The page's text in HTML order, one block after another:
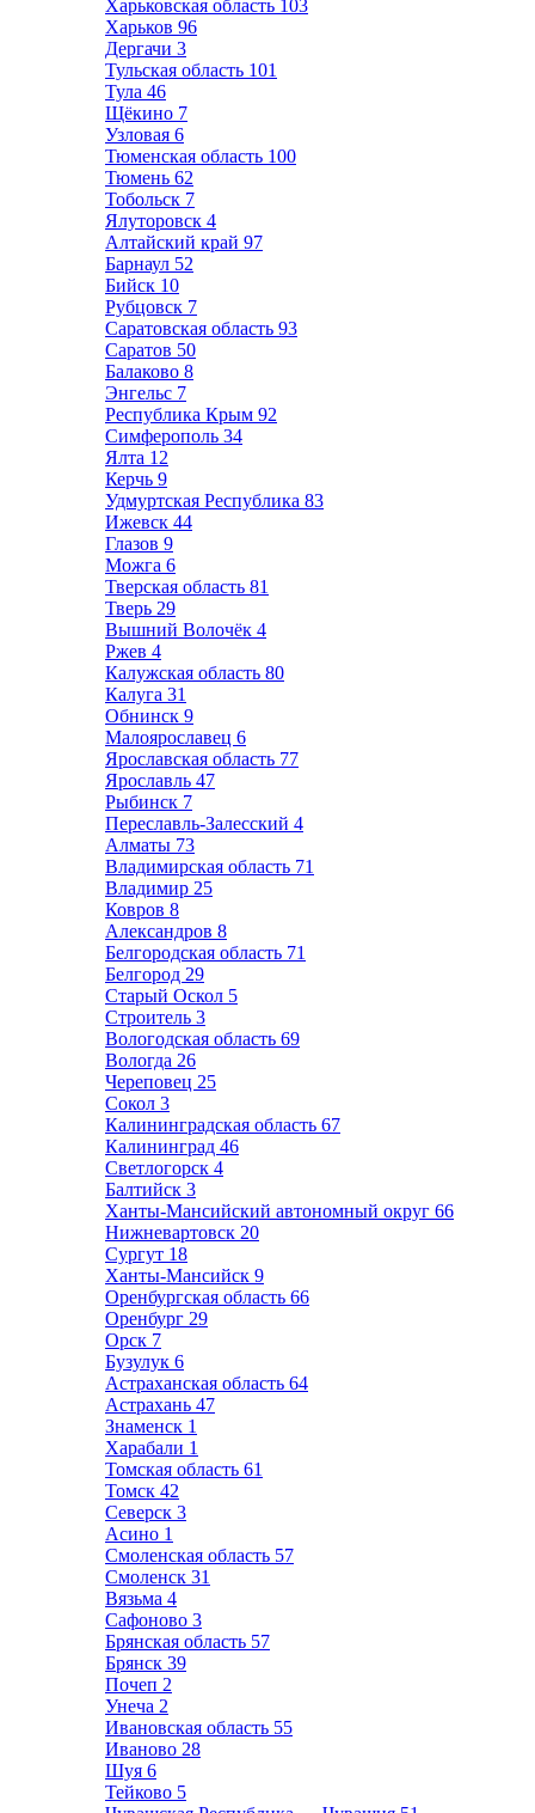
Харьковская область 103
Харьков 96
Дергачи 3
Тульская область 101
Тула 46
Щёкино 7
Узловая 6
Тюменская область 100
Тюмень 62
Тобольск 7
Ялуторовск 4
Алтайский край 97
Барнаул 52
Бийск 10
Рубцовск 7
Саратовская область 93
Саратов 50
Балаково 8
Энгельс 7
Республика Крым 92
Симферополь 34
Ялта 12
Керчь 9
Удмуртская Республика 83
Ижевск 44
Глазов 9
Можга 6
Тверская область 81
Тверь 29
Вышний Волочёк 4
Ржев 4
Калужская область 80
Калуга 31
Обнинск 9
Малоярославец 6
Ярославская область 77
Ярославль 47
Рыбинск 7
Переславль-Залесский 4
Алматы 73
Владимирская область 71
Владимир 25
Ковров 8
Александров 8
Белгородская область 71
Белгород 29
Старый Оскол 5
Строитель 3
Вологодская область 69
Вологда 26
Череповец 25
Сокол 3
Калининградская область 67
Калининград 46
Светлогорск 4
Балтийск 3
Ханты-Мансийский автономный округ 66
Нижневартовск 20
Сургут 18
Ханты-Мансийск 9
Оренбургская область 66
Оренбург 29
Орск 7
Бузулук 6
Астраханская область 64
Астрахань 47
Знаменск 1
Харабали 1
Томская область 61
Томск 42
Северск 3
Асино 1
Смоленская область 57
Смоленск 31
Вязьма 4
Сафоново 3
Брянская область 57
Брянск 39
Почеп 2
Унеча 2
Ивановская область 55
Иваново 28
Шуя 6
Тейково 5